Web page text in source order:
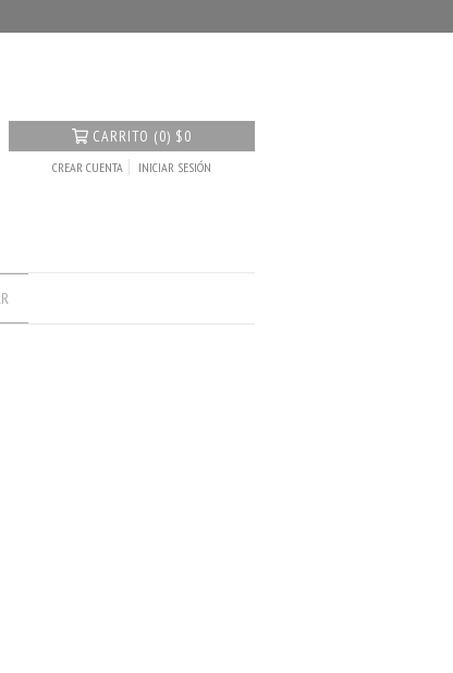
CARRITO (0) $0
CREAR CUENTA INICIAR SESIÓN